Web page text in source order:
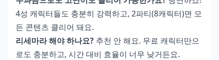
4성 캐릭터들도 충분히 강력하고, 2파티(8캐릭터)면 모
든 콘텐츠 클리어 돼요.
리세마라 해야 하나요? 추천 안 해요. 무료 캐릭터만으
로도 충분하고, 시간 대비 효율이 너무 낮거든요.